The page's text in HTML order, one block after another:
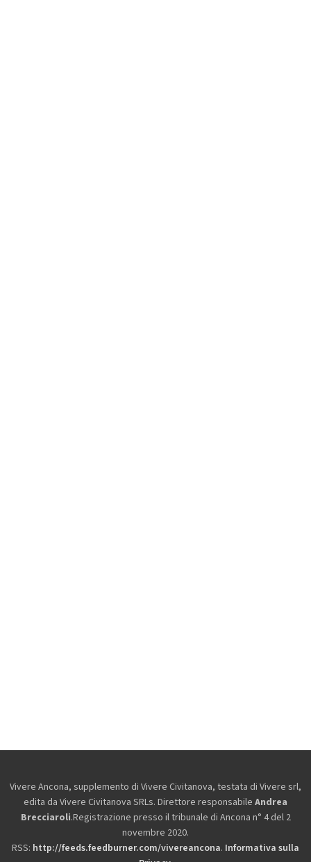
Vivere Ancona, supplemento di Vivere Civitanova, testata di Vivere srl,
edita da Vivere Civitanova SRLs. Direttore responsabile Andrea
Brecciaroli.Registrazione presso il tribunale di Ancona n° 4 del 2
novembre 2020.
RSS: http://feeds.feedburner.com/vivereancona. Informativa sulla